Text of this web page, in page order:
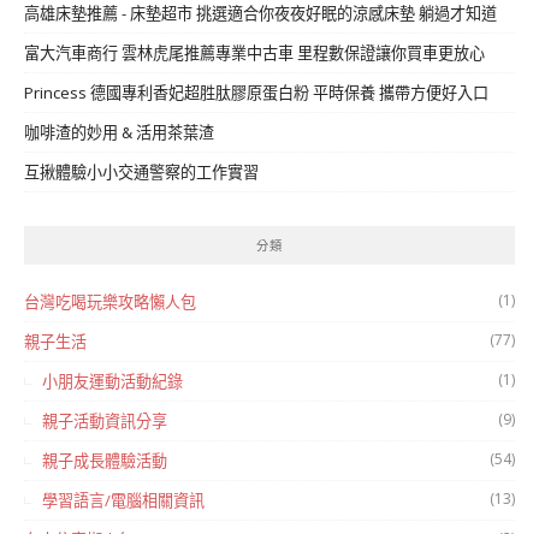
高雄床墊推薦 - 床墊超市 挑選適合你夜夜好眠的涼感床墊 躺過才知道
富大汽車商行 雲林虎尾推薦專業中古車 里程數保證讓你買車更放心
Princess 德國專利香妃超胜肽膠原蛋白粉 平時保養 攜帶方便好入口
咖啡渣的妙用 & 活用茶葉渣
互揪體驗小小交通警察的工作實習
分類
台灣吃喝玩樂攻略懶人包 (1)
親子生活 (77)
小朋友運動活動紀錄 (1)
親子活動資訊分享 (9)
親子成長體驗活動 (54)
學習語言/電腦相關資訊 (13)